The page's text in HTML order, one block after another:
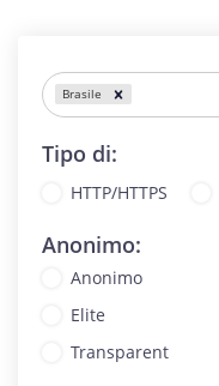
Brasile
Tipo di:
HTTP/HTTPS
Anonimo:
Anonimo
Elite
Transparent